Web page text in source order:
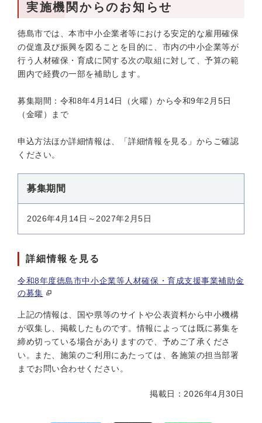
実施機関からのお知らせ
徳島市では、本市中小企業者等における安定的な雇用確保
の促進及び振興を図ることを目的に、市内の中小企業等が
行う人材確保・育成に関する次の取組に対して、予算の範
囲内で経費の一部を補助します。
募集期間：令和8年4月14日（火曜）から令和9年2月5日
（金曜）まで
申込方法ほか詳細情報は、「詳細情報を見る」からご確認
ください。
募集期間
2026年4月14日～2027年2月5日
詳細情報を見る
令和8年度徳島市中小企業等人材確保・育成支援事業補助金
の募集
上記の情報は、国や県等のサイトや公表資料から中小機構
が収集し、掲載したものです。情報によっては既に募集を
締め切っている場合がありますので、予めご了承くださ
い。また、施策のご利用にあたっては、各施策の担当部署
までお問い合わせください。
掲載日：2026年4月30日